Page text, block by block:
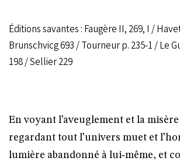
Éditions savantes : Faugère II, 269, I /
Brunschvicg 693 / Tourneur p. 235-1 / Le
198 / Sellier 229
En voyant l’aveuglement et la
regardant tout l’univers muet et
lumière abandonné à lui‑même, et